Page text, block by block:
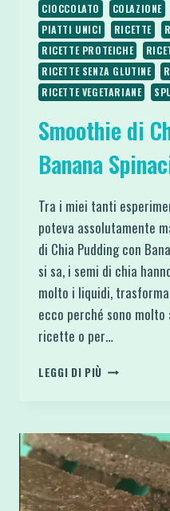
CIOCCOLATO COLAZIONE
PIATTI UNICI
RICETTE
RICETTE PROTEICHE
RICETTE SENZA GLUTINE
RICETTE VEGETARIANE
Smoothie di
Banana
Tra i miei tanti
poteva assolutamente
di Chia Pudding con
si sa, i semi di chia
molto i liquidi,
ecco perché sono
ricette o per…
LEGGI DI PIÙ SMOOTHIE
CON
BANANA
SPINACI
E
CACAO